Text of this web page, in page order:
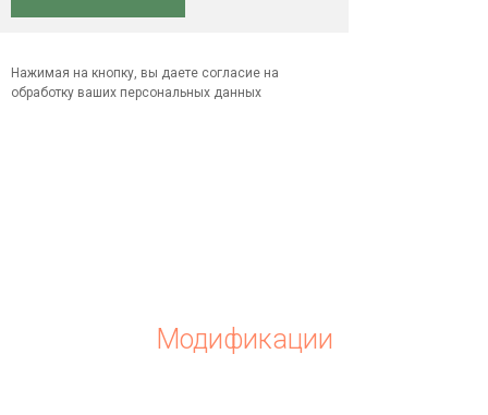
Нажимая на кнопку, вы даете согласие на
обработку ваших персональных данных
Модификации